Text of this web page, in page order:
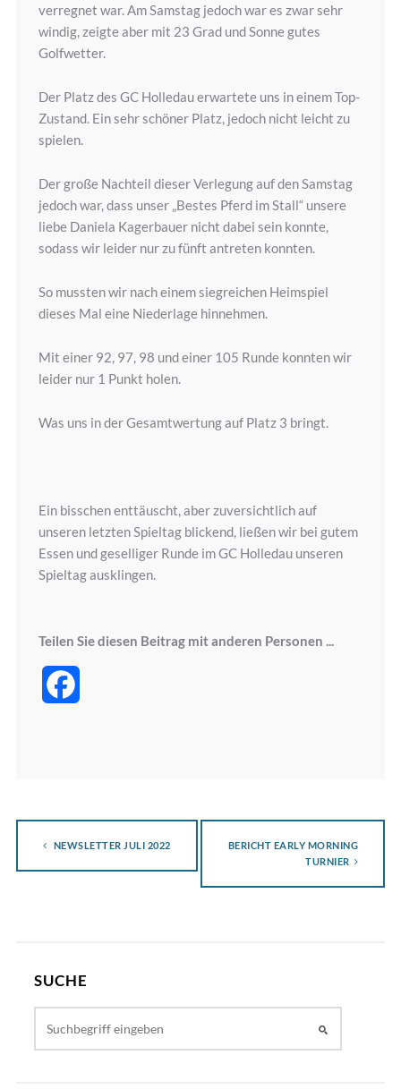
verregnet war. Am Samstag jedoch war es zwar sehr
windig, zeigte aber mit 23 Grad und Sonne gutes
Golfwetter.
Der Platz des GC Holledau erwartete uns in einem Top-
Zustand. Ein sehr schöner Platz, jedoch nicht leicht zu
spielen.
Der große Nachteil dieser Verlegung auf den Samstag
jedoch war, dass unser „Bestes Pferd im Stall“ unsere
liebe Daniela Kagerbauer nicht dabei sein konnte,
sodass wir leider nur zu fünft antreten konnten.
So mussten wir nach einem siegreichen Heimspiel
dieses Mal eine Niederlage hinnehmen.
Mit einer 92, 97, 98 und einer 105 Runde konnten wir
leider nur 1 Punkt holen.
Was uns in der Gesamtwertung auf Platz 3 bringt.
Ein bisschen enttäuscht, aber zuversichtlich auf
unseren letzten Spieltag blickend, ließen wir bei gutem
Essen und geselliger Runde im GC Holledau unseren
Spieltag ausklingen.
Teilen Sie diesen Beitrag mit anderen Personen ...
NEWSLETTER JULI 2022
BERICHT EARLY MORNING
TURNIER
SUCHE